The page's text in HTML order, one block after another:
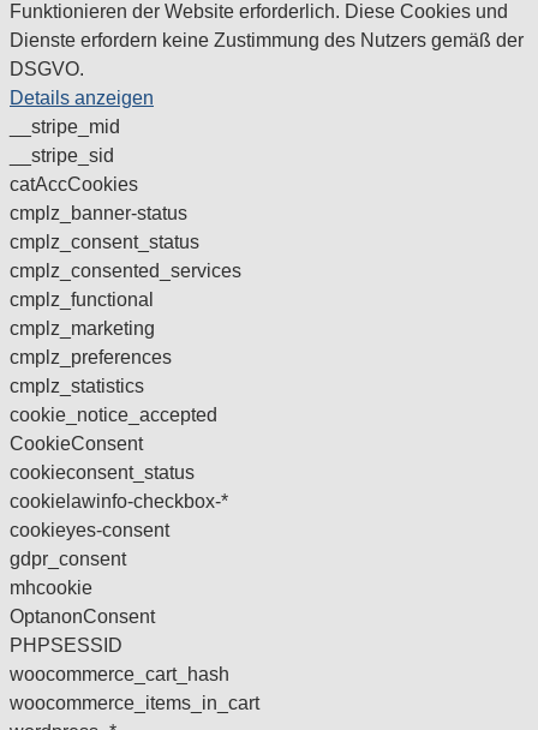
Funktionieren der Website erforderlich. Diese Cookies und
Dienste erfordern keine Zustimmung des Nutzers gemäß der
DSGVO.
Details anzeigen
__stripe_mid
__stripe_sid
catAccCookies
cmplz_banner-status
cmplz_consent_status
cmplz_consented_services
cmplz_functional
cmplz_marketing
cmplz_preferences
cmplz_statistics
cookie_notice_accepted
CookieConsent
cookieconsent_status
cookielawinfo-checkbox-*
cookieyes-consent
gdpr_consent
mhcookie
OptanonConsent
PHPSESSID
woocommerce_cart_hash
woocommerce_items_in_cart